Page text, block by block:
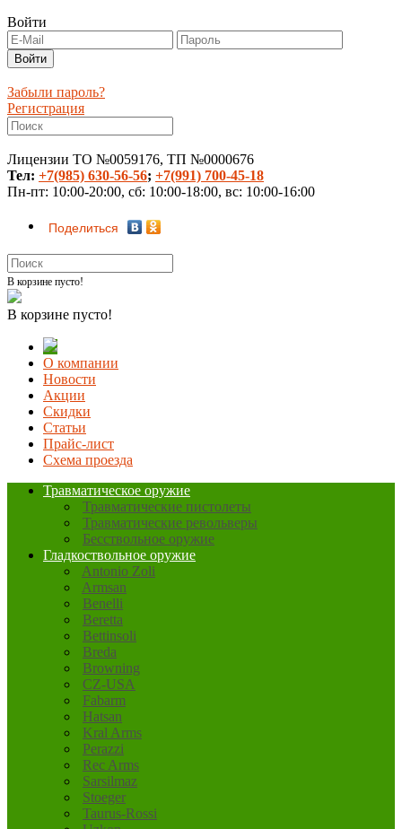
Войти
Забыли пароль?
Регистрация
Лицензии ТО №0059176, ТП №0000676
Тел: +7(985) 630-56-56; +7(991) 700-45-18
Пн-пт: 10:00-20:00, сб: 10:00-18:00, вс: 10:00-16:00
Поделиться
В корзине пусто!
В корзине пусто!
О компании
Новости
Акции
Скидки
Статьи
Прайс-лист
Схема проезда
Травматическое оружие
Травматические пистолеты
Травматические револьверы
Бесствольное оружие
Гладкоствольное оружие
Antonio Zoli
Armsan
Benelli
Beretta
Bettinsoli
Breda
Browning
CZ-USA
Fabarm
Hatsan
Kral Arms
Perazzi
Rec Arms
Sarsilmaz
Stoeger
Taurus-Rossi